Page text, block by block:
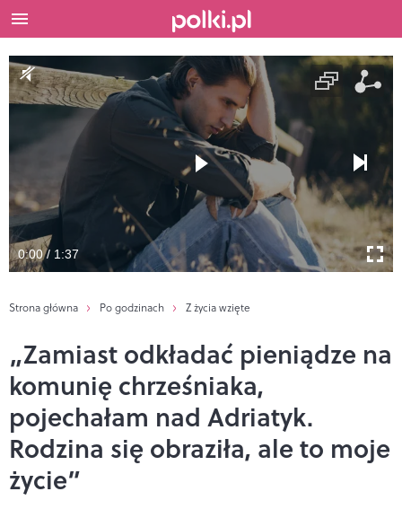
0:00 / 1:37
Strona główna Po godzinach Z życia wzięte
„Zamiast odkładać pieniądze na
komunię chrześniaka,
pojechałam nad Adriatyk.
Rodzina się obraziła, ale to moje
życie”